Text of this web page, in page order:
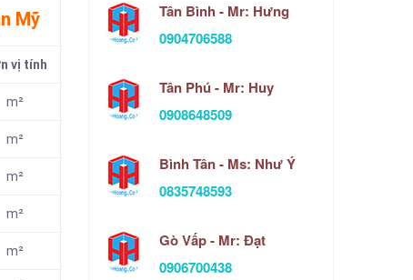
Mỹ
vị tính
m²
m²
m²
m²
m²
Tân Bình - Mr: Hưng
0904706588
Tân Phú - Mr: Huy
0908648509
Bình Tân - Ms: Như Ý
0835748593
Gò Vấp - Mr: Đạt
0906700438